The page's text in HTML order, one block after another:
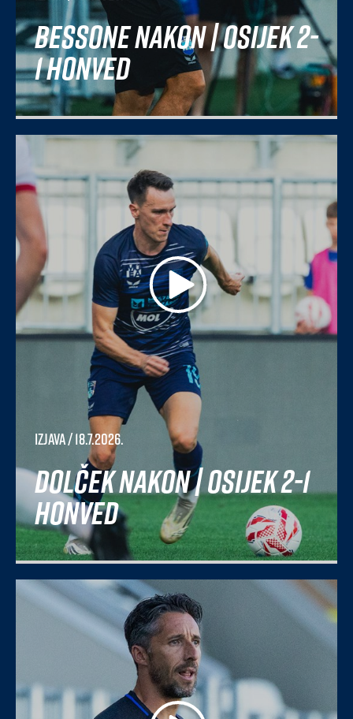
Bessone nakon | Osijek 2-
1 Honved
Izjava/ 18.7.2026.
Dolček nakon | Osijek 2-1
Honved